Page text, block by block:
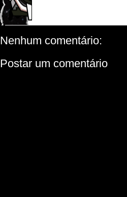
Nenhum comentário:
Postar um comentário